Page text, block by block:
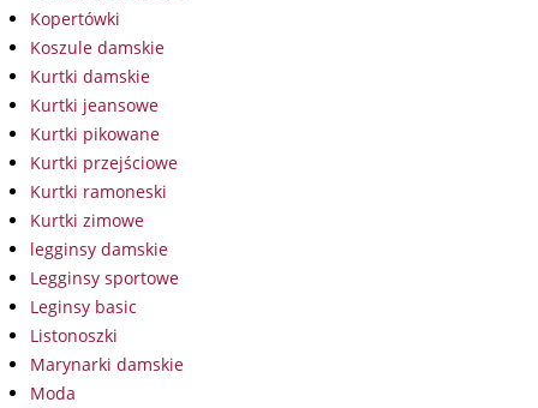
Kopertówki
Koszule damskie
Kurtki damskie
Kurtki jeansowe
Kurtki pikowane
Kurtki przejściowe
Kurtki ramoneski
Kurtki zimowe
legginsy damskie
Legginsy sportowe
Leginsy basic
Listonoszki
Marynarki damskie
Moda